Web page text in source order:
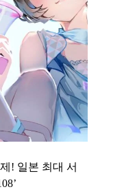
! 일본 최대 서